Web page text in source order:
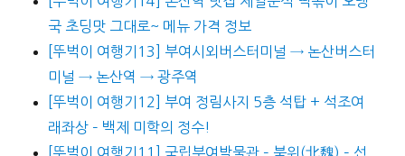
국 초딩맛 그대로~ 메뉴 가격 정보
[뚜벅이 여행기13] 부여시외버스터미널 → 논산버스터
미널 → 논산역 → 광주역
[뚜벅이 여행기12] 부여 정림사지 5층 석탑 + 석조여
래좌상 – 백제 미학의 정수!
[뚜벅이 여행기11] 국립부여박물관 – 북위(北魏) – 선